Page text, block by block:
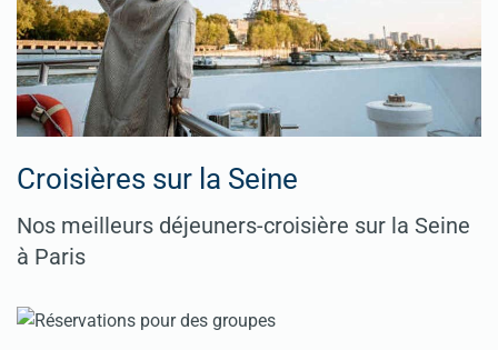
Croisières sur la Seine
Nos meilleurs déjeuners-croisière sur la Seine
à Paris